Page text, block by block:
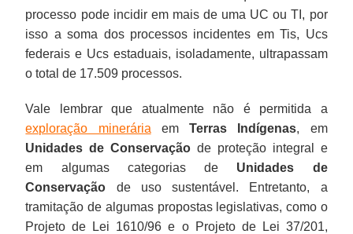
processo pode incidir em mais de uma UC ou TI, por
isso a soma dos processos incidentes em Tis, Ucs
federais e Ucs estaduais, isoladamente, ultrapassam
o total de 17.509 processos.
Vale lembrar que atualmente não é permitida a
exploração minerária emTerras Indígenas, em
Unidades de Conservação de proteção integral e
em algumas categorias de Unidades de
Conservação de uso sustentável. Entretanto, a
tramitação de algumas propostas legislativas, como o
Projeto de Lei 1610/96 e o Projeto de Lei 37/201,